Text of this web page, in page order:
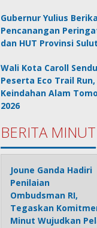
Gubernur Yulius
Pencanangan
dan HUT Provinsi
Wali Kota Caroll
Peserta Eco Trail
Keindahan Alam
2026
BERITA MINUT
Joune Ganda Hadiri
Penilaian
Ombudsman RI,
Tegaskan
Minut Wujudkan